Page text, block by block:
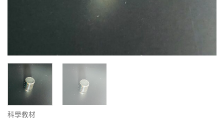
科學教材